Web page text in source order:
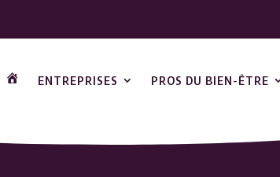
ACCUEILENTREPRISES PROS DU BIEN-ÊTRE